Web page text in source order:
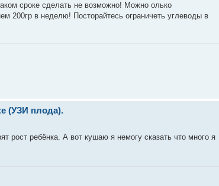
сроке сделать не возможно! Можно олько
200гр в неделю! Посторайтесь ограничеть углеводы в
(УЗИ плода).
рост ребёнка. А вот кушаю я немогу сказать что много я